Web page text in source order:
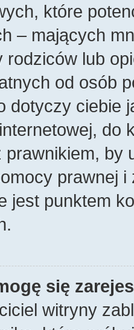
które
– mających
rodziców lub
od osób
dotyczy ciebie
do
prawnikiem,
prawnej
jest punktem
się
witryny